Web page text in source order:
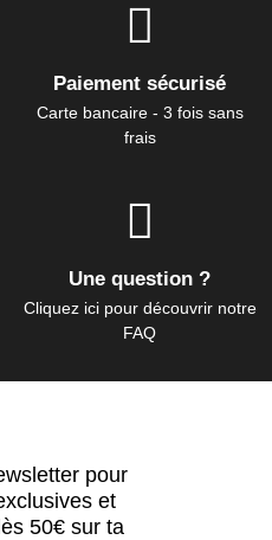
Paiement sécurisé
Carte bancaire - 3 fois sans
frais
Une question ?
Cliquez ici pour découvrir notre
FAQ
pour
et
50€ sur ta